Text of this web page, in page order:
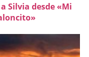
Silvia desde «Mi